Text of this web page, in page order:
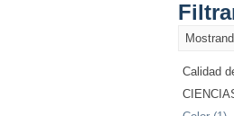
Calidad